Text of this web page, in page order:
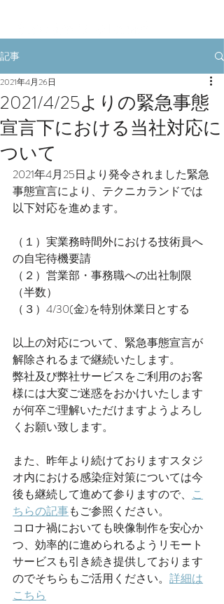
記事
2021/4/25よりの緊急事態
宣言下における当社対応に
ついて
2021年4月26日
2021年4月25日より発令されました緊急
事態宣言により、テクニカランドでは
以下対応を進めます。
（１）実業務時間外における技術員へ
の自宅待機要請
（２）営業部・事務職への出社制限
（半数）
（３）4/30(金)を特別休業日とする
以上の対応について、緊急事態宣言が
解除されるまで継続いたします。
弊社及び弊社サービスをご利用のお客
様には大変ご迷惑をおかけいたします
が何卒ご理解いただけますようよろし
くお願い致します。
また、昨年より続けておりますスタジ
オ内における感染症対策については今
後も継続して進めて参りますので、 こ
ちらの記事もご参照ください。
コロナ禍においても映像制作を安心か
つ、効率的に進められるようリモート
サービスも引き続き提供しております
のでそちらもご活用ください。 詳細は
こちら